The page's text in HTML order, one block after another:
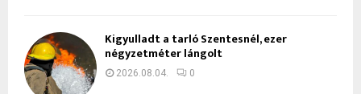
Kigyulladt a tarló Szentesnél, ezer
négyzetméter lángolt
2026.08.04. 0